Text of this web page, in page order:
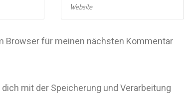
Browser für meinen nächsten Kommentar
mit der Speicherung und Verarbeitung